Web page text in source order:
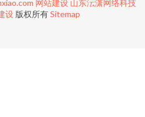
网站建设 山东沄潇网络科技
设 版权所有Sitemap